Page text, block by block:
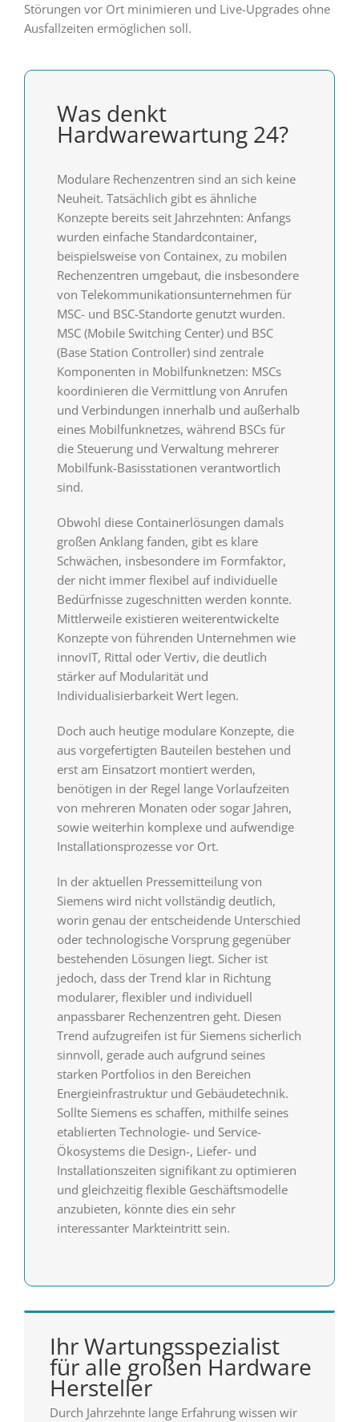
Störungen vor Ort minimieren und Live-Upgrades ohne
Ausfallzeiten ermöglichen soll.
Was denkt
Hardwarewartung 24?
Modulare Rechenzentren sind an sich keine
Neuheit. Tatsächlich gibt es ähnliche
Konzepte bereits seit Jahrzehnten: Anfangs
wurden einfache Standardcontainer,
beispielsweise von Containex, zu mobilen
Rechenzentren umgebaut, die insbesondere
von Telekommunikationsunternehmen für
MSC- und BSC-Standorte genutzt wurden.
MSC (Mobile Switching Center) und BSC
(Base Station Controller) sind zentrale
Komponenten in Mobilfunknetzen: MSCs
koordinieren die Vermittlung von Anrufen
und Verbindungen innerhalb und außerhalb
eines Mobilfunknetzes, während BSCs für
die Steuerung und Verwaltung mehrerer
Mobilfunk-Basisstationen verantwortlich
sind.
Obwohl diese Containerlösungen damals
großen Anklang fanden, gibt es klare
Schwächen, insbesondere im Formfaktor,
der nicht immer flexibel auf individuelle
Bedürfnisse zugeschnitten werden konnte.
Mittlerweile existieren weiterentwickelte
Konzepte von führenden Unternehmen wie
innovIT, Rittal oder Vertiv, die deutlich
stärker auf Modularität und
Individualisierbarkeit Wert legen.
Doch auch heutige modulare Konzepte, die
aus vorgefertigten Bauteilen bestehen und
erst am Einsatzort montiert werden,
benötigen in der Regel lange Vorlaufzeiten
von mehreren Monaten oder sogar Jahren,
sowie weiterhin komplexe und aufwendige
Installationsprozesse vor Ort.
In der aktuellen Pressemitteilung von
Siemens wird nicht vollständig deutlich,
worin genau der entscheidende Unterschied
oder technologische Vorsprung gegenüber
bestehenden Lösungen liegt. Sicher ist
jedoch, dass der Trend klar in Richtung
modularer, flexibler und individuell
anpassbarer Rechenzentren geht. Diesen
Trend aufzugreifen ist für Siemens sicherlich
sinnvoll, gerade auch aufgrund seines
starken Portfolios in den Bereichen
Energieinfrastruktur und Gebäudetechnik.
Sollte Siemens es schaffen, mithilfe seines
etablierten Technologie- und Service-
Ökosystems die Design-, Liefer- und
Installationszeiten signifikant zu optimieren
und gleichzeitig flexible Geschäftsmodelle
anzubieten, könnte dies ein sehr
interessanter Markteintritt sein.
Ihr Wartungsspezialist
für alle großen Hardware
Hersteller
Durch Jahrzehnte lange Erfahrung wissen wir